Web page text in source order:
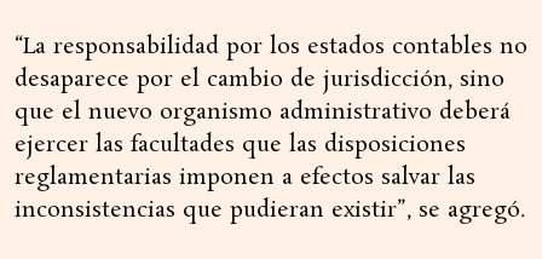
“La responsabilidad por los estados contables no
desaparece por el cambio de jurisdicción, sino
que el nuevo organismo administrativo deberá
ejercer las facultades que las disposiciones
reglamentarias imponen a efectos salvar las
inconsistencias que pudieran existir”, se agregó.